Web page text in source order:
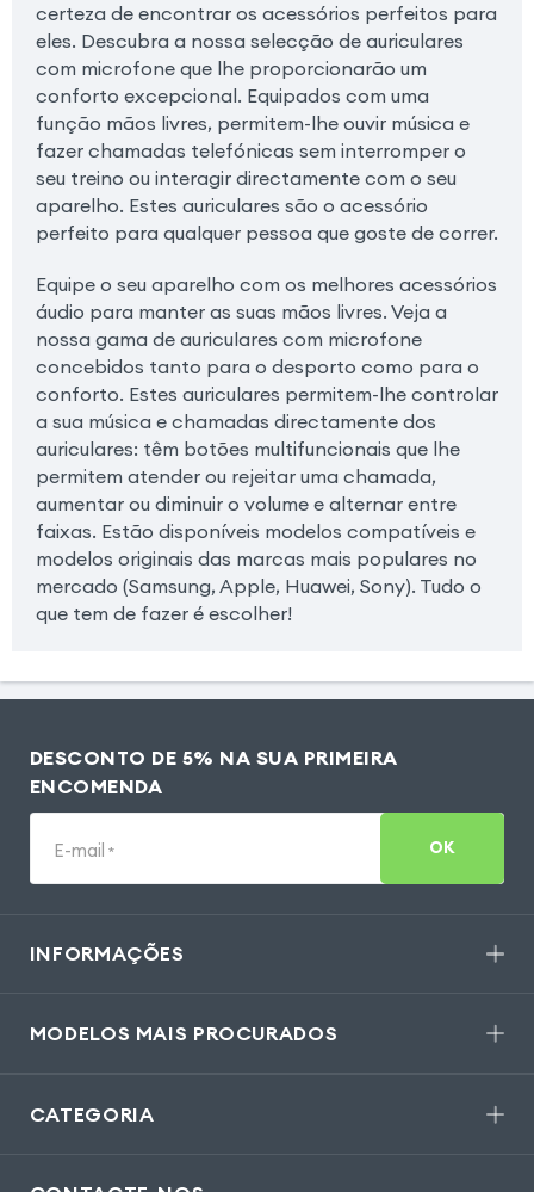
certeza de encontrar os acessórios perfeitos para
eles. Descubra a nossa selecção de auriculares
com microfone que lhe proporcionarão um
conforto excepcional. Equipados com uma
função mãos livres, permitem-lhe ouvir música e
fazer chamadas telefónicas sem interromper o
seu treino ou interagir directamente com o seu
aparelho. Estes auriculares são o acessório
perfeito para qualquer pessoa que goste de correr.
Equipe o seu aparelho com os melhores acessórios
áudio para manter as suas mãos livres. Veja a
nossa gama de auriculares com microfone
concebidos tanto para o desporto como para o
conforto. Estes auriculares permitem-lhe controlar
a sua música e chamadas directamente dos
auriculares: têm botões multifuncionais que lhe
permitem atender ou rejeitar uma chamada,
aumentar ou diminuir o volume e alternar entre
faixas. Estão disponíveis modelos compatíveis e
modelos originais das marcas mais populares no
mercado (Samsung, Apple, Huawei, Sony). Tudo o
que tem de fazer é escolher!
DESCONTO DE 5% NA SUA PRIMEIRA
ENCOMENDA
E-mail * OK
INFORMAÇÕES
MODELOS MAIS PROCURADOS
CATEGORIA